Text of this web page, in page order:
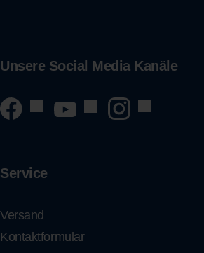
Service
Versand
Kontaktformular
Unsere Social Media Kanäle